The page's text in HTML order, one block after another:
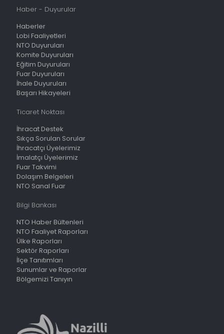
Haber - Duyurular
Haberler
Lobi Faaliyetleri
NTO Duyuruları
Komite Duyuruları
Eğitim Duyuruları
Fuar Duyuruları
İhale Duyuruları
Başarı Hikayeleri
Ticaret Noktası
İhracat Destek
Sıkça Sorulan Sorular
İhracatçı Üyelerimiz
İmalatçı Üyelerimiz
Fuar Takvimi
Dolaşım Belgeleri
NTO Sanal Fuar
Bilgi Bankası
NTO Haber Bültenleri
NTO Faaliyet Raporları
Ülke Raporları
Sektör Raporları
İlçe Tanıtımları
Sunumlar ve Raporlar
Bölgemizi Tanıyın